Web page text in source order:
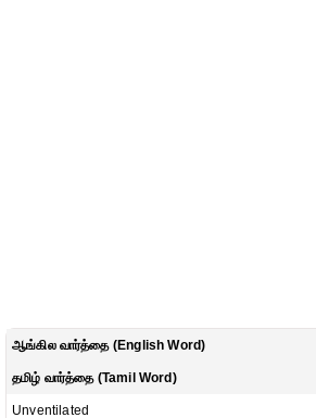
ஆங்கில வார்த்தை (English Word)
தமிழ் வார்த்தை (Tamil Word)
Unventilated